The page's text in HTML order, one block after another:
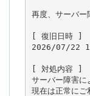
再度、サーバー
[ 復旧日時 ]
2026/07/22
[ 対処内容 ]
サーバー障害に
現在は正常にご